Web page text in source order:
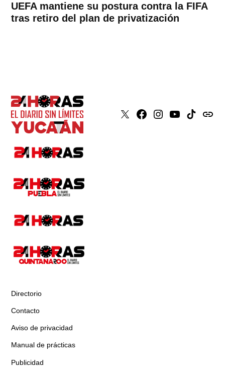
UEFA mantiene su postura contra la FIFA
tras retiro del plan de privatización
X Faceboook
Instagram
YoutubeTiktokissuu
Directorio
Contacto
Aviso de privacidad
Manual de prácticas
Publicidad